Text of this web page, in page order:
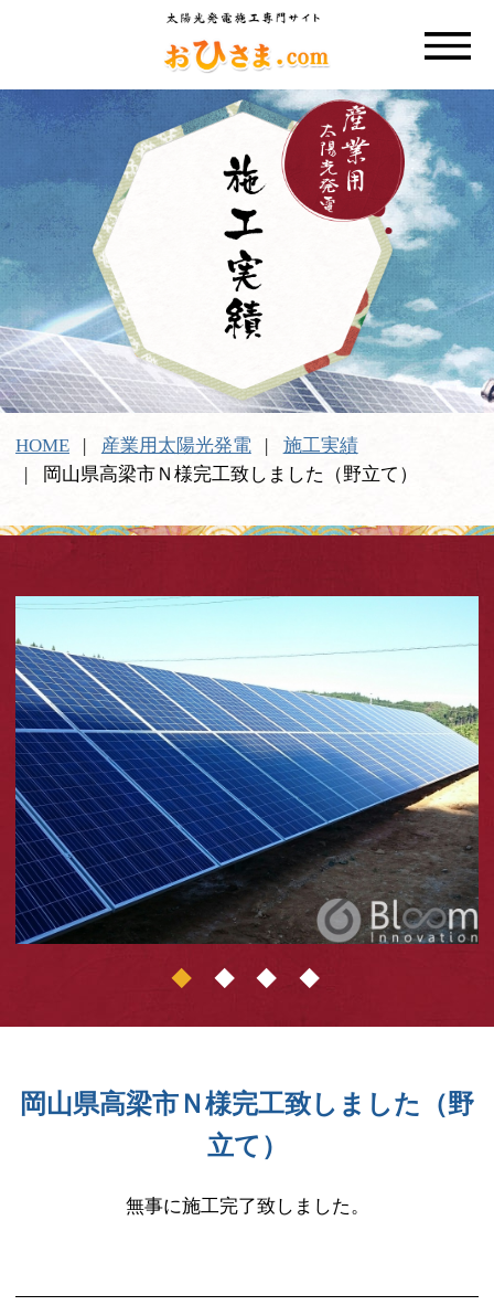
HOME 産業用太陽光発電
施工実績
岡山県高梁市Ｎ様完工致しました（野立て）
1 2 3 4
岡山県高梁市Ｎ様完工致しました（野
立て）
無事に施工完了致しました。